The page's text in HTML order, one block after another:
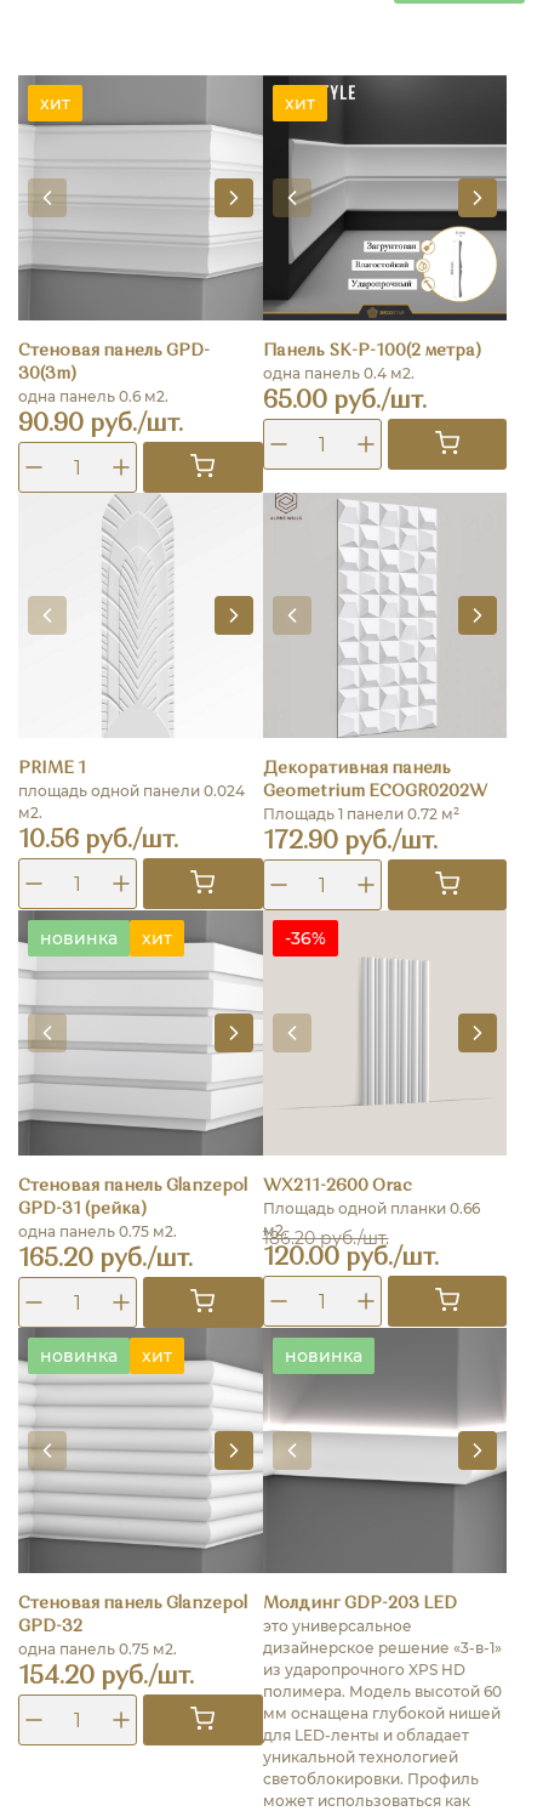
хит
Cтеновая панель GPD-
30(3m)
одна панель 0.6 м2.
90.90 руб./шт.
хит
Панель SK-P-100(2 метра)
одна панель 0.4 м2.
65.00 руб./шт.
PRIME 1
площадь одной панели 0.024
м2.
10.56 руб./шт.
Декоративная панель
Geometrium ECOGR0202W
Площадь 1 панели 0.72 м²
172.90 руб./шт.
новинка хит
Стеновая панель Glanzepol
GPD-31 (рейка)
одна панель 0.75 м2.
165.20 руб./шт.
-36%
WX211-2600 Orac
Площадь одной планки 0.66
м2.
186.20 руб./шт.
120.00 руб./шт.
новинка хит
Стеновая панель Glanzepol
GPD-32
одна панель 0.75 м2.
154.20 руб./шт.
новинка
Молдинг GDP-203 LED
это универсальное
дизайнерское решение «3-в-1»
из ударопрочного XPS HD
полимера. Модель высотой 60
мм оснащена глубокой нишей
для LED-ленты и обладает
уникальной технологией
светоблокировки. Профиль
может использоваться как